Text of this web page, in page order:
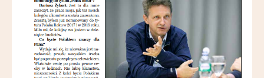
Cegiełki
Rossa
Trasy